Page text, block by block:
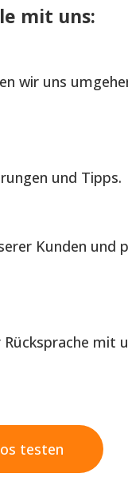
mit uns:
wir uns
und Tipps.
Kunden
mit
testen